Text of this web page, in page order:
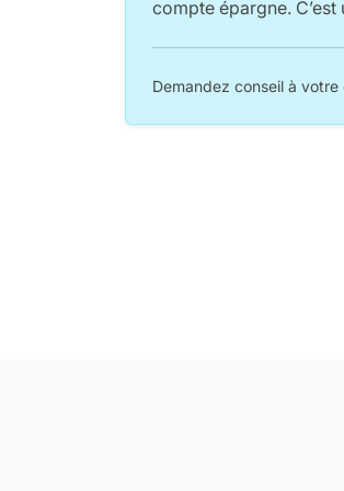
compte épargne.
Demandez conseil à